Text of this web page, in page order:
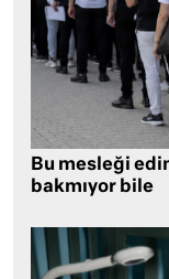
Bu mesleği
bakmıyor bile